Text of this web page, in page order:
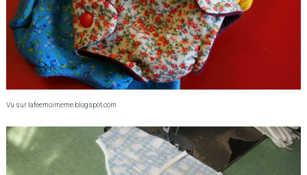
Vu sur lafeemoimeme.blogspot.com